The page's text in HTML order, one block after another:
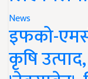
News
इफको-
कृषि